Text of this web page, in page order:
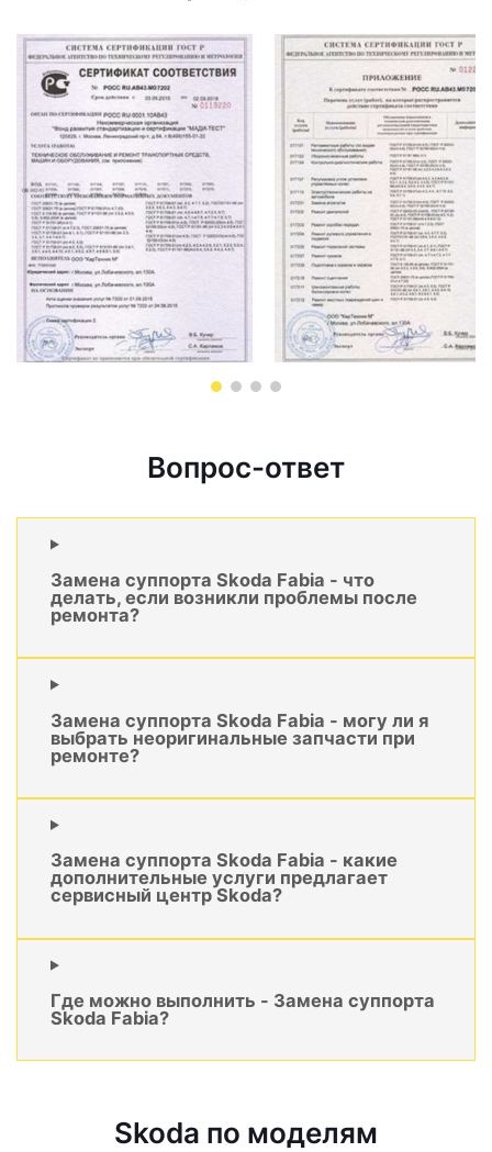
Вопрос-ответ
Замена суппорта Skoda Fabia - что
делать, если возникли проблемы после
ремонта?
Замена суппорта Skoda Fabia - могу ли я
выбрать неоригинальные запчасти при
ремонте?
Замена суппорта Skoda Fabia - какие
дополнительные услуги предлагает
сервисный центр Skoda?
Где можно выполнить - Замена суппорта
Skoda Fabia?
Skoda по моделям